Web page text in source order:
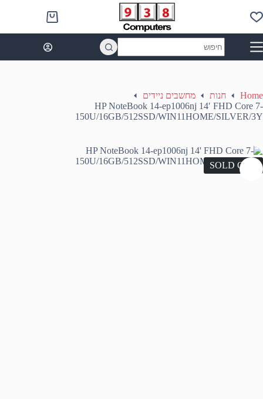
to
content
Shopping
cart
results
Home חנות
מחשבים ניידים
HP NoteBook 14-ep1006nj 14′ FHD Core 7-
150U/16GB/512SSD/WIN11HOME/SILVER/3Y
SOLD OUT